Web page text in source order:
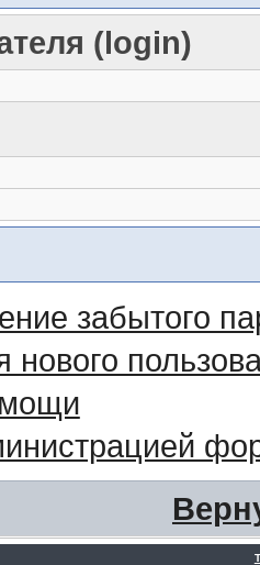
(login)
забытого
нового